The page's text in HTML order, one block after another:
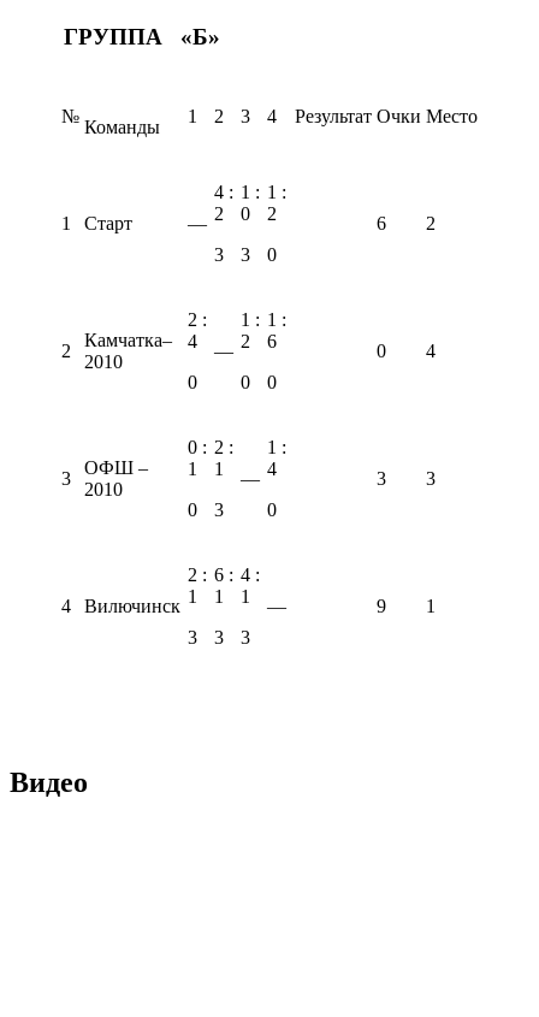
ГРУППА «Б»
№
Команды
1 2 3 4 Результат Очки Место
1 Старт —
4 :
2
3
1 :
0
3
1 :
2
0
6 2
2
Камчатка–
2010
2 :
4
0
—
1 :
2
0
1 :
6
0
0 4
3
ОФШ –
2010
0 :
1
0
2 :
1
3
—
1 :
4
0
3 3
4 Вилючинск
2 :
1
3
6 :
1
3
4 :
1
3
— 9 1
Видео